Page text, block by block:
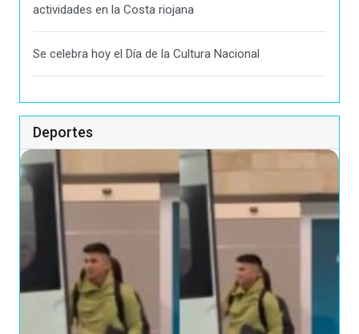
actividades en la Costa riojana
Se celebra hoy el Día de la Cultura Nacional
Deportes